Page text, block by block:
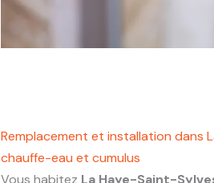
Remplacement et installation dans
chauffe-eau et cumulus
Vous habitez La Haye-Saint-